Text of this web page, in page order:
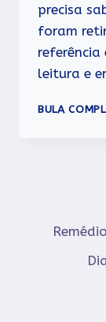
precisa
foram
leitura e
BULA